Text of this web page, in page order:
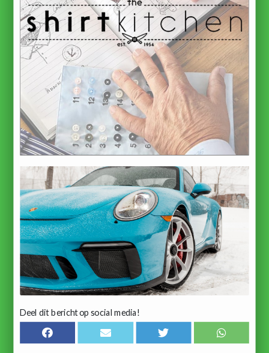
Deel dit bericht op social media!